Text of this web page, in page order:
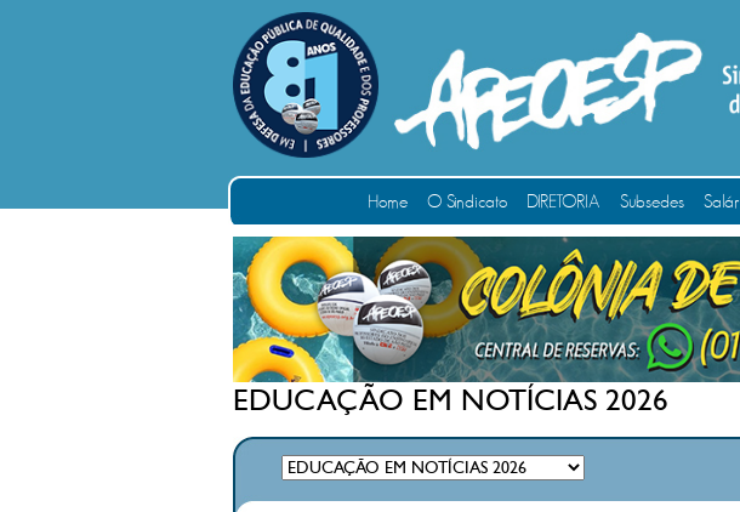
Home O Sindicato DIRETORIA Subsedes
EDUCAÇÃO EM NOTÍCIAS 2026